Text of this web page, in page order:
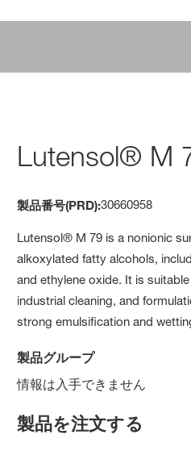
Lutensol® M
製品番号(PRD):30660958
Lutensol® M 79 is a nonionic
alkoxylated fatty alcohols,
and ethylene oxide. It is
industrial cleaning, and
strong emulsification and
製品グループ
情報は入手できません
製品を注文する